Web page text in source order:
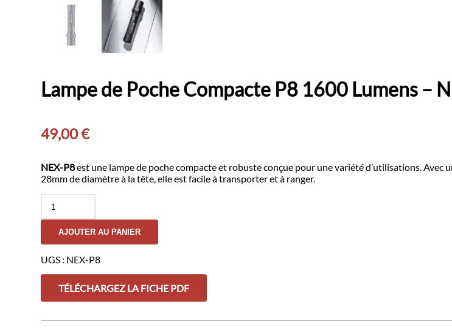
Lampe de Poche Compacte P8 1600 Lumens –
49,00€
NEX-P8est une lampe de poche compacte et robuste conçue pour une variété d’utilisations.
28mm de diamètre à la tête, elle est facile à transporter et à ranger.
Lampe
Poche
Compacte
Lumens
-
AJOUTER AU PANIER
UGS : NEX-P8
TÉLÉCHARGEZ LA FICHE PDF